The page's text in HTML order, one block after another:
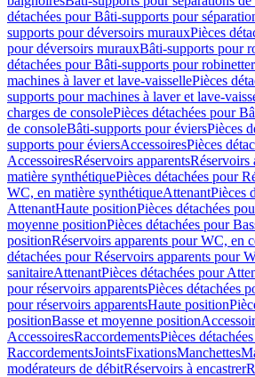
détachées pour Bâti-supports pour
supports pour déversoirs murauxPièces
pour déversoirs murauxBâti-supports pour
détachées pour Bâti-supports pour
machines à laver et lave-vaissellePièces
supports pour machines à laver et lave-
charges de consolePièces détachées pour
de consoleBâti-supports pour éviersPièces
supports pour éviersAccessoiresPièces
AccessoiresRéservoirs apparentsRéservoirs
matière synthétiquePièces détachées pour
WC, en matière synthétiqueAttenantPièces
AttenantHaute positionPièces détachées
moyenne positionPièces détachées pour
positionRéservoirs apparents pour WC, en
détachées pour Réservoirs apparents pour
sanitaireAttenantPièces détachées pour
pour réservoirs apparentsPièces détachées
pour réservoirs apparentsHaute position
positionBasse et moyenne position
AccessoiresRaccordementsPièces
RaccordementsJointsFixationsManchettes
modérateurs de débitRéservoirs à encastrer